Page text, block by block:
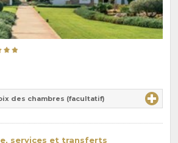
des chambres (facultatif)
services et transferts